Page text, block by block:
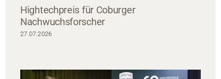
Hightechpreis für Coburger
Nachwuchsforscher
27.07.2026